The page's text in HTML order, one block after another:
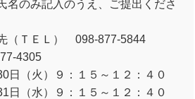
名のみ記入のうえ、ご提出くださ
（ＴＥＬ） 098-877-5844
4305
日（火）９：１５～１２：４０
日（水）９：１５～１２：４０